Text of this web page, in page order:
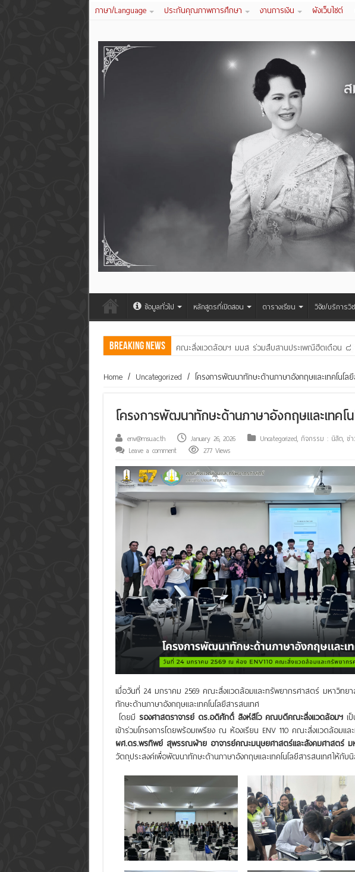
ภาษา/Language ประกันคุณภาพการศึกษา งานการเงิน ผังเว็บไซต์
ข้อมูลทั่วไป หลักสูตรที่เปิดสอน ตารางเรียน วิจัย/บริการวิ
Breaking News คณะสิ่งแวดล้อมฯ มมส ร่วมต้อนรับและแลกเปลี่ยนเรียน
Home / Uncategorized / โครงการพัฒนาทักษะด้านภาษาอังกฤษและเทคโนโล
โครงการพัฒนาทักษะด้านภาษาอังกฤษและเทคโ
env@msu.ac.th January 26, 2026 Uncategorized, กิจกรรม : นิสิต, ข่
Leave a comment
277 Views
เมื่อวันที่ 24 มกราคม 2569 คณะสิ่งแวดล้อมและทรัพยากรศาสตร์ มหาวิทย
ทักษะด้านภาษาอังกฤษและเทคโนโลยีสารสนเทศ
โดยมี รองศาสตราจารย์ ดร.อดิศักดิ์ สิงห์สีโว คณบดีคณะสิ่งแวดล้อมฯเป็
เข้าร่วมโครงการโดยพร้อมเพรียง ณ ห้องเรียน ENV 110 คณะสิ่งแวดล้อมแ
ผศ.ดร.พรทิพย์ สุพรรณฝ่าย อาจารย์คณะมนุษยศาสตร์และสังคมศาสตร์ ม
วัตถุประสงค์เพื่อพัฒนาทักษะด้านภาษาอังกฤษและเทคโนโลยีสารสนเทศให้กับ